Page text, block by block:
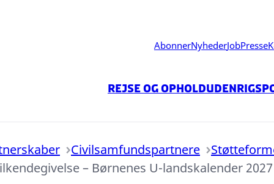
AbonnerNyhederJobPresse
Rejse og ophold
Civilsamfundspartnere
– Børnenes U-landskalender 2027